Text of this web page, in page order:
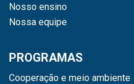
Nosso ensino
Nossa equipe
PROGRAMAS
Cooperação e meio ambiente